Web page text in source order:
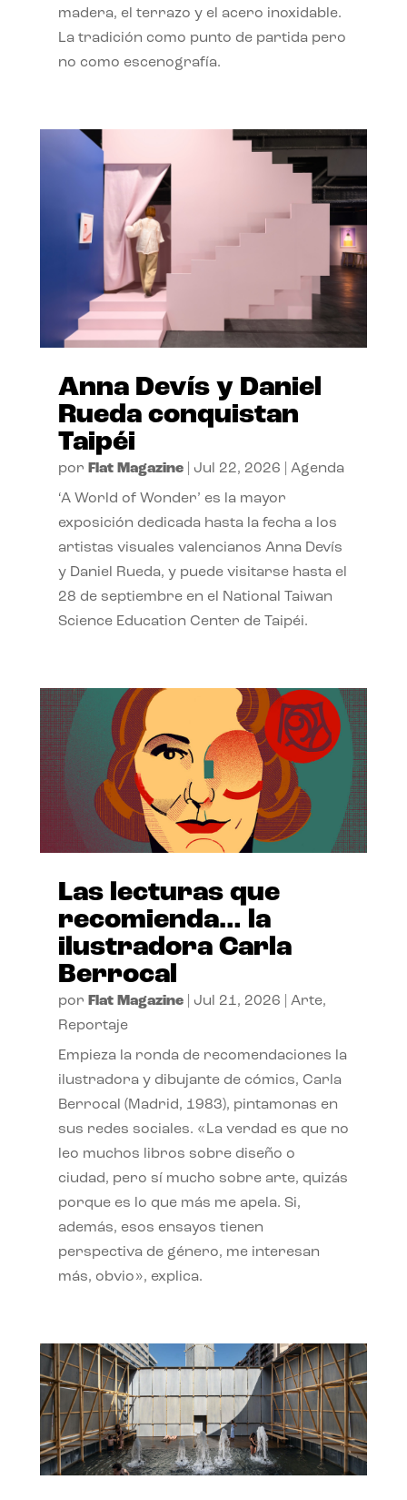
madera, el terrazo y el acero inoxidable.
La tradición como punto de partida pero
no como escenografía.
Anna Devís y Daniel
Rueda conquistan
Taipéi
por Flat Magazine| Jul 22, 2026 Agenda
‘A World of Wonder’ es la mayor
exposición dedicada hasta la fecha a los
artistas visuales valencianos Anna Devís
y Daniel Rueda, y puede visitarse hasta el
28 de septiembre en el National Taiwan
Science Education Center de Taipéi.
Las lecturas que
recomienda… la
ilustradora Carla
Berrocal
por Flat Magazine| Jul 21, 2026 Arte,
Reportaje
Empieza la ronda de recomendaciones la
ilustradora y dibujante de cómics, Carla
Berrocal (Madrid, 1983), pintamonas en
sus redes sociales. «La verdad es que no
leo muchos libros sobre diseño o
ciudad, pero sí mucho sobre arte, quizás
porque es lo que más me apela. Si,
además, esos ensayos tienen
perspectiva de género, me interesan
más, obvio», explica.